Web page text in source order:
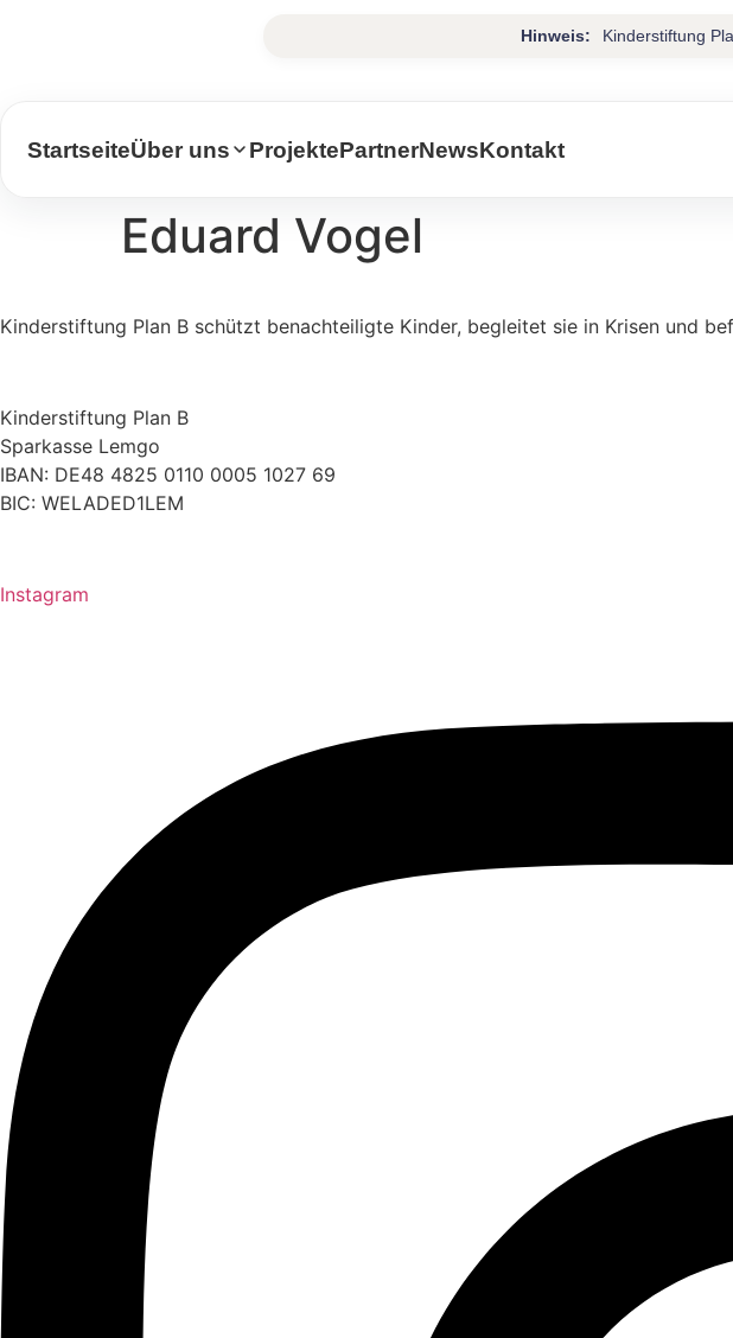
Hinweis: Kinderstiftung
StartseiteÜber uns ProjektePartnerNewsKontakt
Eduard Vogel
Kinderstiftung Plan B schützt benachteiligte Kinder, begleitet sie in Krisen und
Kinderstiftung Plan B
Sparkasse Lemgo
IBAN: DE48 4825 0110 0005 1027 69
BIC: WELADED1LEM
Instagram